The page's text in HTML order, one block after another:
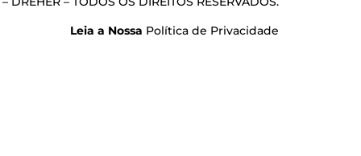
Leia a Nossa Política de Privacidade